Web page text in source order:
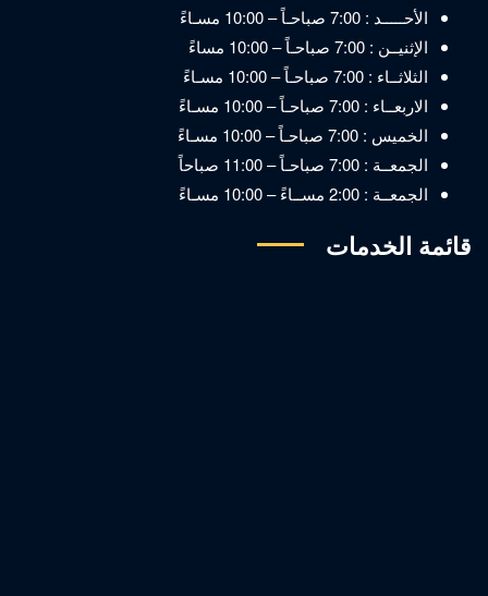
الأحـــــد : 7:00 صباحـاً – 10:00 مسـاءً
الإثنيــن : 7:00 صباحـاً – 10:00 مساءً
الثلاثــاء : 7:00 صباحـاً – 10:00 مسـاءً
الاربعــاء : 7:00 صباحـاً – 10:00 مسـاءً
الخميس : 7:00 صباحـاً – 10:00 مسـاءً
الجمعــة : 7:00 صباحـاً – 11:00 صباحاً
الجمعــة : 2:00 مســاءً – 10:00 مسـاءً
قائمة الخدمات